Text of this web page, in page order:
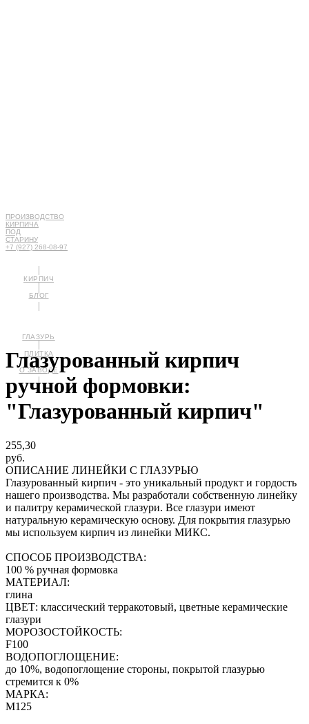
ПРОИЗВОДСТВО
КИРПИЧА
ПОД
СТАРИНУ
+7 (927) 268-08-97
КИРПИЧ
БЛОГ
ПЛИТКА
О ЗАВОДЕ
Глазурованный кирпич
ручной формовки:
"Глазурованный кирпич"
255,30
руб.
ОПИСАНИЕ ЛИНЕЙКИ С ГЛАЗУРЬЮ
Глазурованный кирпич - это уникальный продукт и гордость
нашего производства. Мы разработали собственную линейку
и палитру керамической глазури. Все глазури имеют
натуральную керамическую основу. Для покрытия глазурью
мы используем кирпич из линейки МИКС.
СПОСОБ ПРОИЗВОДСТВА:
100 % ручная формовка
МАТЕРИАЛ:
глина
ЦВЕТ: классический терракотовый, цветные керамические
глазури
МОРОЗОСТОЙКОСТЬ:
F100
ВОДОПОГЛОЩЕНИЕ:
до 10%, водопоглощение стороны, покрытой глазурью
стремится к 0%
МАРКА:
М125